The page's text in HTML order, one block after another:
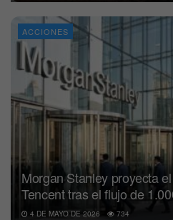
ACCIONES
Morgan Stanley proyecta
Tencent tras el flujo de
4 DE MAYO DE 2026 734